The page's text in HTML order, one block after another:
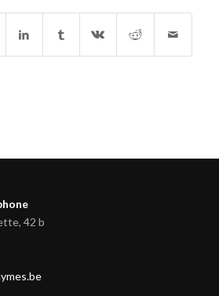
42 b